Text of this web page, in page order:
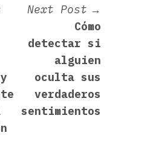
Next Post
post:
Cómo
detectar si
alguien
oculta sus
verdaderos
sentimientos